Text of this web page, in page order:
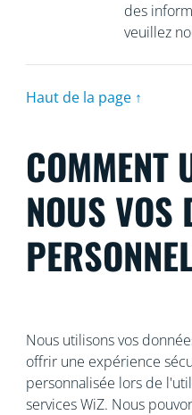
des
veuillez
Haut de la page ↑
COMMENT
NOUS VOS
Nous utilisons vos
offrir une expérience
personnalisée lors de
services WiZ. Nous